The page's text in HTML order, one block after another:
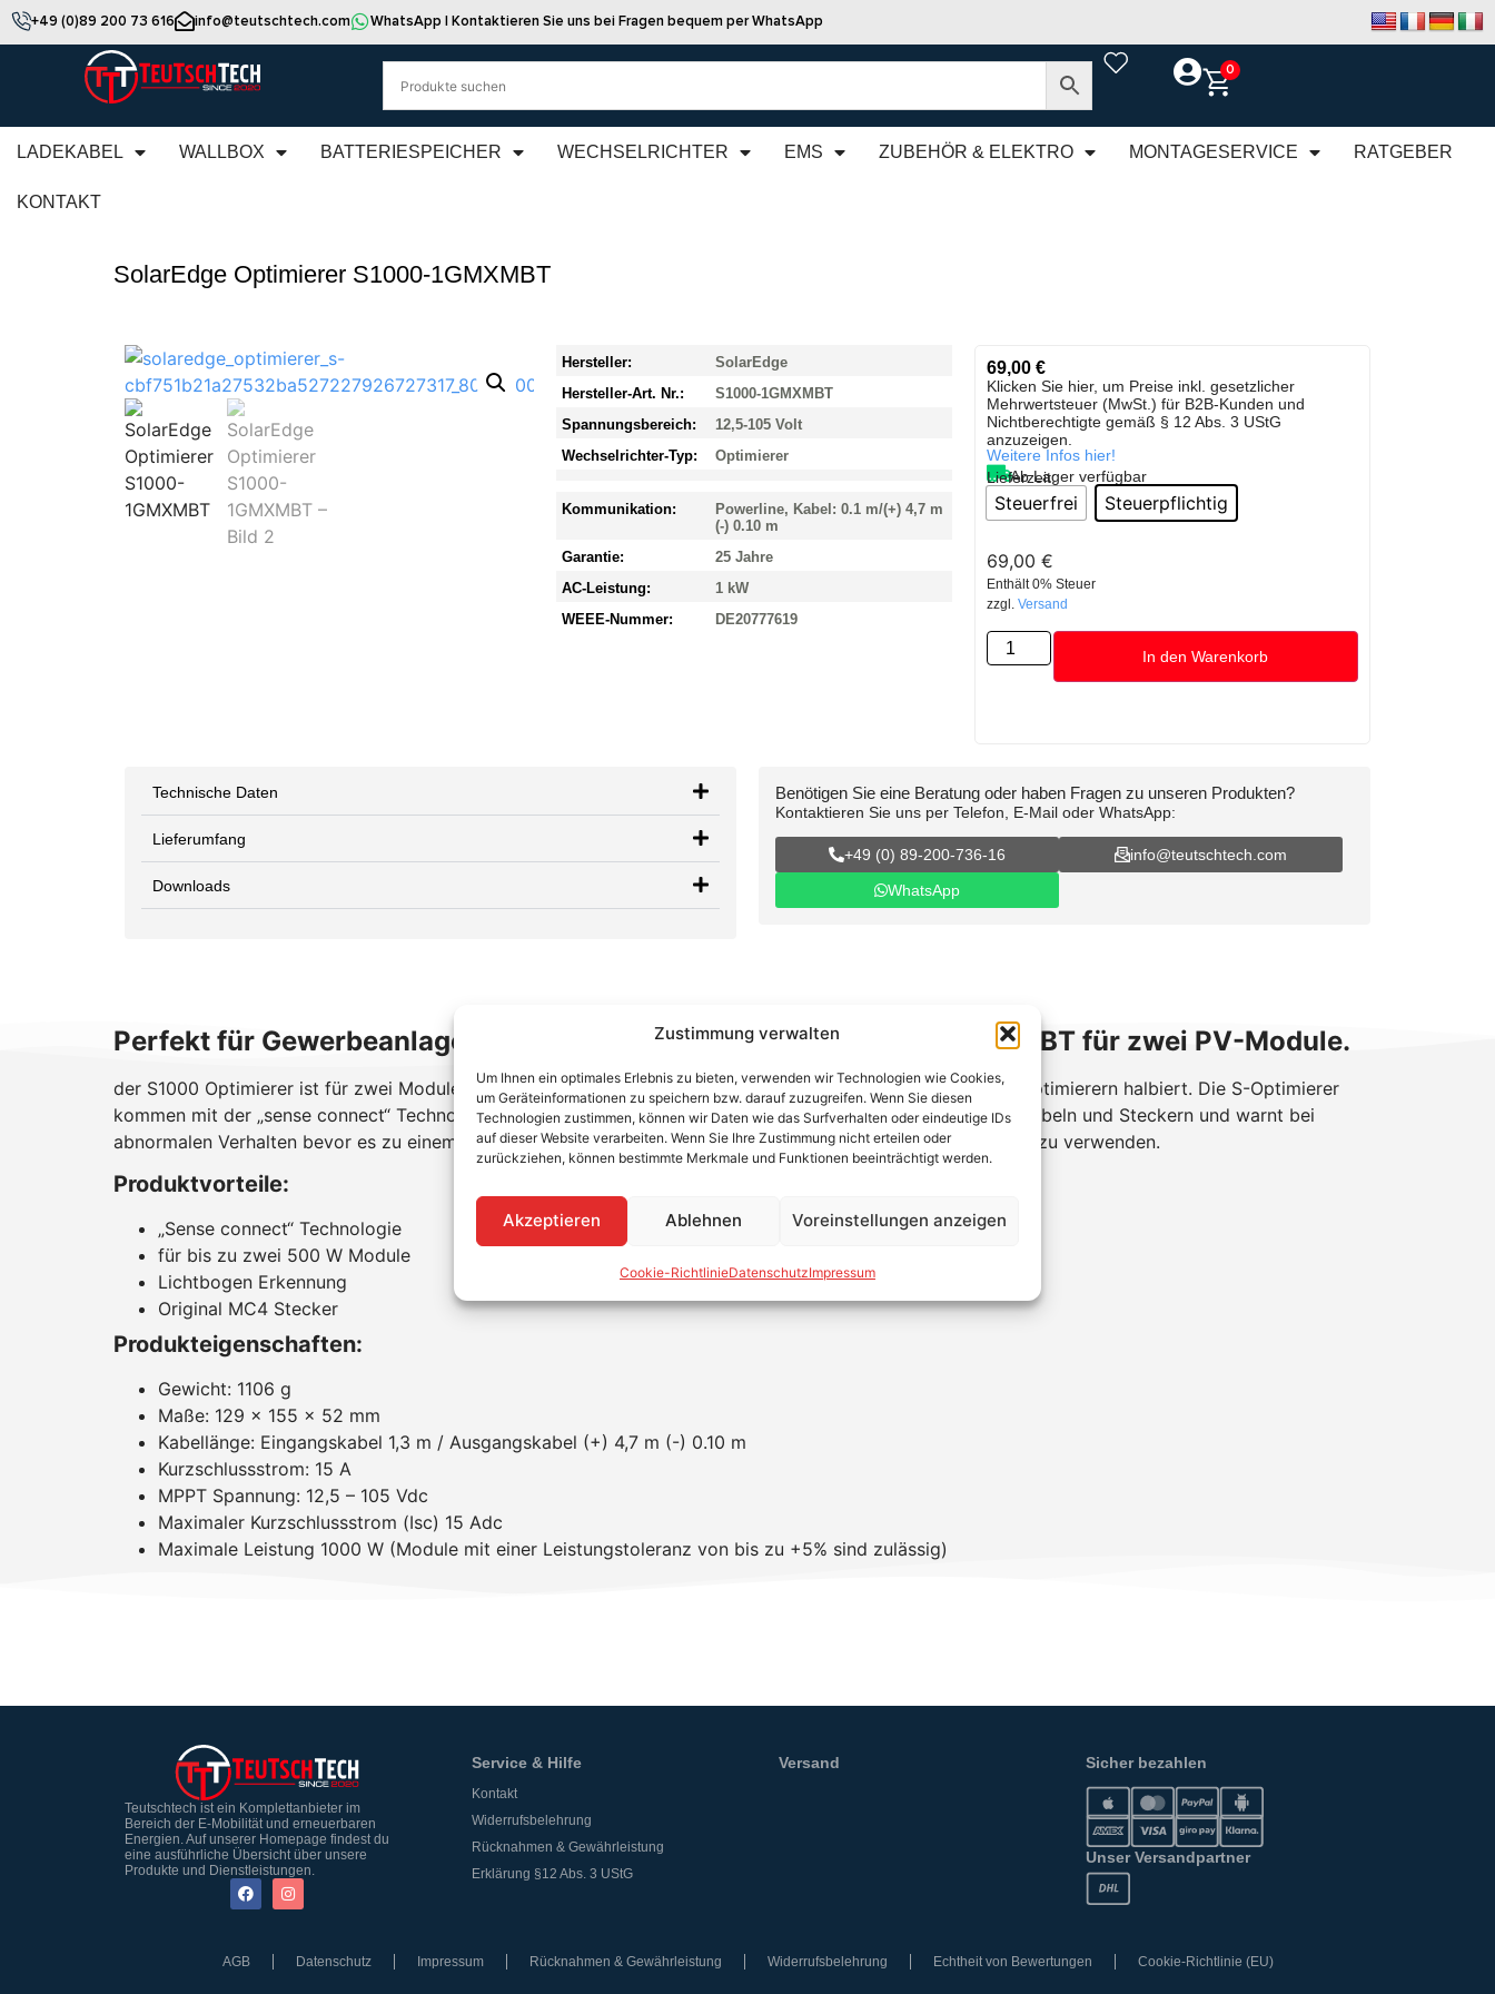
Zustimmung verwalten
Um Ihnen ein optimales Erlebnis zu bieten, verwenden wir Technologien wie Cookies,
um Geräteinformationen zu speichern bzw. darauf zuzugreifen. Wenn Sie diesen
Technologien zustimmen, können wir Daten wie das Surfverhalten oder eindeutige IDs
auf dieser Website verarbeiten. Wenn Sie Ihre Zustimmung nicht erteilen oder
zurückziehen, können bestimmte Merkmale und Funktionen beeinträchtigt werden.
Akzeptieren Ablehnen Voreinstellungen anzeigen
Cookie-RichtlinieDatenschutzImpressum
+49 (0)89 200 73 616 info@teutschtech.com WhatsApp | Kontaktieren Sie uns bei Fragen bequem per WhatsApp
0
LADEKABEL WALLBOX BATTERIESPEICHER WECHSELRICHTER EMS ZUBEHÖR & ELEKTRO MONTAGESERVICE RATGEBER
KONTAKT
SolarEdge Optimierer S1000-1GMXMBT
Hersteller:
SolarEdge
Hersteller-Art. Nr.:
S1000-1GMXMBT
Spannungsbereich:
12,5-105 Volt
Wechselrichter-Typ:
Optimierer
Kommunikation:
Powerline, Kabel: 0.1 m/(+) 4,7 m
(-) 0.10 m
Garantie:
25 Jahre
AC-Leistung:
1 kW
WEEE-Nummer:
DE20777619
69,00 €
Klicken Sie hier, um Preise inkl. gesetzlicher
Mehrwertsteuer (MwSt.) für B2B-Kunden und
Nichtberechtigte gemäß § 12 Abs. 3 UStG
anzuzeigen.
Weitere Infos hier!
Ab Lager verfügbar
Lieferzeit:
Steuerfrei Steuerpflichtig
69,00 €
Enthält 0% Steuer
zzgl. Versand
In den Warenkorb
Technische Daten
Lieferumfang
Downloads
Benötigen Sie eine Beratung oder haben Fragen zu unseren Produkten?
Kontaktieren Sie uns per Telefon, E-Mail oder WhatsApp:
+49 (0) 89-200-736-16
info@teutschtech.com
WhatsApp
Perfekt für Gewerbeanlagen! Der SolarEdge Optimierer S1000-1GMXMBT für zwei PV-Module.
der S1000 Optimierer ist für zwei Module gedacht, so wird bei großen PV-Anlagen die benötigte Menge an Optimierern halbiert. Die S-Optimierer
kommen mit der „sense connect“ Technologie für noch mehr Sicherheit. Sie überwacht die Temperaturen in Kabeln und Steckern und warnt bei
abnormalen Verhalten bevor es zu einem Lichtbogen kommt. Der S1000 ermöglicht Module mit bis zu 500 W zu verwenden.
Produktvorteile:
„Sense connect“ Technologie
für bis zu zwei 500 W Module
Lichtbogen Erkennung
Original MC4 Stecker
Produkteigenschaften:
Gewicht: 1106 g
Maße: 129 x 155 x 52 mm
Kabellänge: Eingangskabel 1,3 m / Ausgangskabel (+) 4,7 m (-) 0.10 m
Kurzschlussstrom: 15 A
MPPT Spannung: 12,5 – 105 Vdc
Maximaler Kurzschlussstrom (Isc) 15 Adc
Maximale Leistung 1000 W (Module mit einer Leistungstoleranz von bis zu +5% sind zulässig)
Teutschtech ist ein Komplettanbieter im
Bereich der E-Mobilität und erneuerbaren
Energien. Auf unserer Homepage findest du
eine ausführliche Übersicht über unsere
Produkte und Dienstleistungen.
Service & Hilfe
Kontakt
Widerrufsbelehrung
Rücknahmen & Gewährleistung
Erklärung §12 Abs. 3 UStG
Versand Sicher bezahlen
Unser Versandpartner
AGB Datenschutz Impressum Rücknahmen & Gewährleistung Widerrufsbelehrung Echtheit von Bewertungen Cookie-Richtlinie (EU)